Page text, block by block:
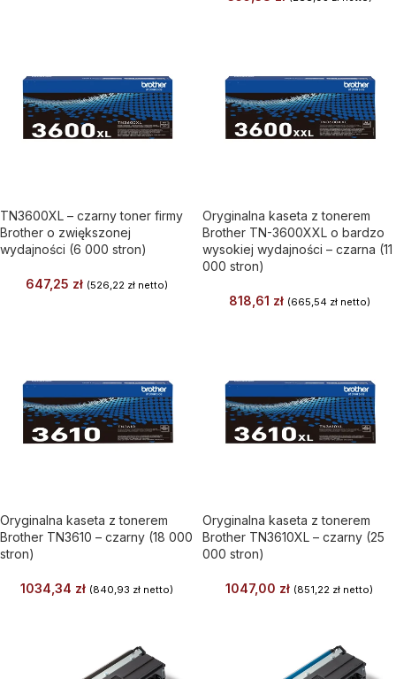
TN3600XL – czarny toner firmy
Brother o zwiększonej
wydajności (6 000 stron)
647,25 zł (526,22 zł netto)
Oryginalna kaseta z tonerem
Brother TN-3600XXL o bardzo
wysokiej wydajności – czarna (11
000 stron)
818,61 zł (665,54 złnetto)
Oryginalna kaseta z tonerem
Brother TN3610 – czarny (18 000
stron)
1034,34 zł (840,93 zł netto)
Oryginalna kaseta z tonerem
Brother TN3610XL – czarny (25
000 stron)
1047,00 zł (851,22 zł netto)